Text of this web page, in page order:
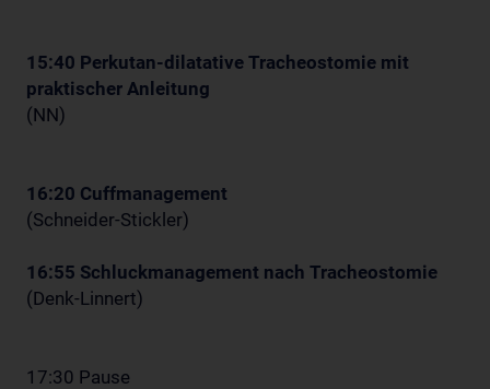
15:40 Perkutan-dilatative Tracheostomie mit
praktischer Anleitung
(NN)
16:20 Cuffmanagement
(Schneider-Stickler)
16:55 Schluckmanagement nach Tracheostomie
(Denk-Linnert)
17:30 Pause